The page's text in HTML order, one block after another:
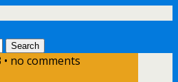
no comments